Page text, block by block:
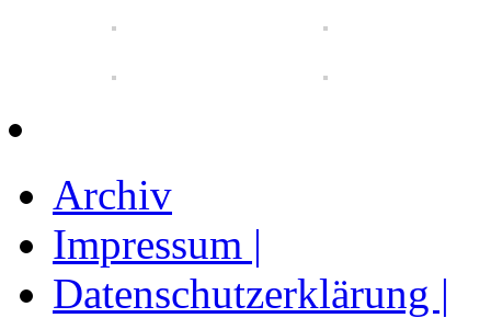
Archiv
Impressum |
Datenschutzerklärung |